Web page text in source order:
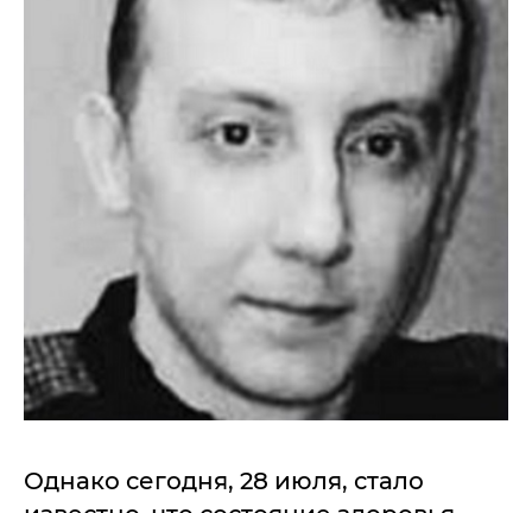
Однако сегодня, 28 июля, стало